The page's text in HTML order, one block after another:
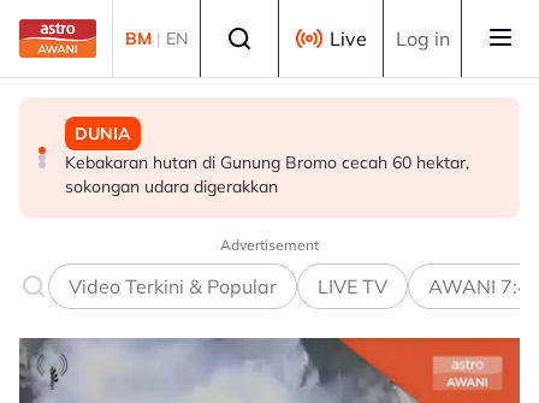
Skip to main content
BM | EN Live Log in
MALAYSIA
Pendekatan menyeluruh bagi Malaysia bersedia hadapi
demensia menjelang 2030 - Hanifah
DUNIA
Kebakaran hutan di Gunung Bromo cecah 60 hektar,
sokongan udara digerakkan
DUNIA
Jerman naikkan anggaran kematian berkaitan haba
kepada hampir 12,000
Advertisement
Video Terkini & Popular LIVE TV AWANI